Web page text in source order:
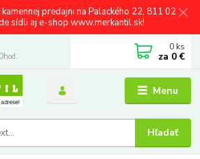
predajni na Palackého 22, 811 02
sídli aj e-shop www.merkantil.sk!
Menu
Hľadať
0 ks
za 0 €